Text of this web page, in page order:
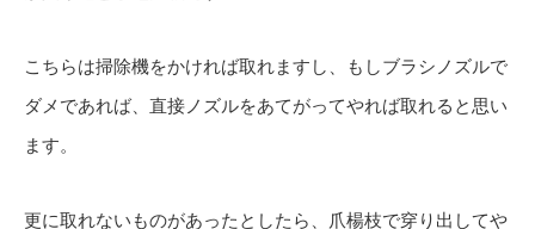
こちらは掃除機をかければ取れますし、もしブラシノズルで
ダメであれば、直接ノズルをあてがってやれば取れると思い
ます。
更に取れないものがあったとしたら、爪楊枝で穿り出してや